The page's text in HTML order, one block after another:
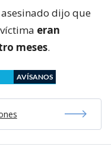
dijo que
eran
meses.
AVÍSANOS